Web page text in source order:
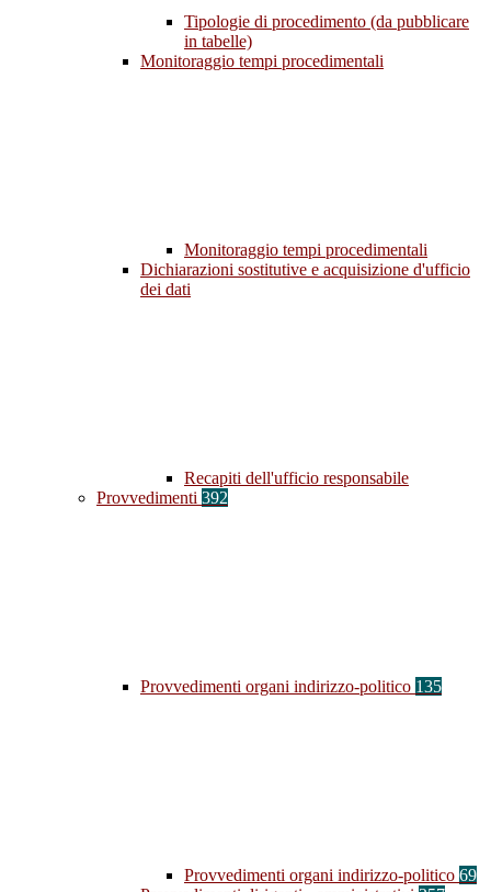
Tipologie di procedimento (da pubblicare
in tabelle)
Monitoraggio tempi procedimentali
Monitoraggio tempi procedimentali
Dichiarazioni sostitutive e acquisizione d'ufficio
dei dati
Recapiti dell'ufficio responsabile
Provvedimenti 392
Provvedimenti organi indirizzo-politico 135
Provvedimenti organi indirizzo-politico 69